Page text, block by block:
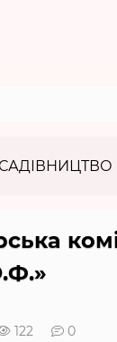
САДІВНИЦТВО
122 0